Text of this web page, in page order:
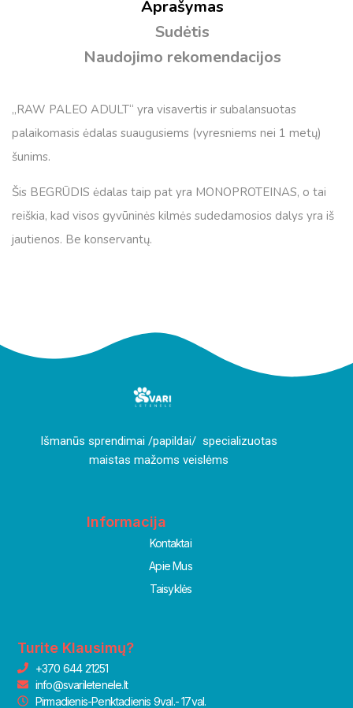
Aprašymas
Sudėtis
Naudojimo rekomendacijos
„RAW PALEO ADULT“ yra visavertis ir subalansuotas
palaikomasis ėdalas suaugusiems (vyresniems nei 1 metų)
šunims.
Šis BEGRŪDIS ėdalas taip pat yra MONOPROTEINAS, o tai
reiškia, kad visos gyvūninės kilmės sudedamosios dalys yra iš
jautienos. Be konservantų.
Išmanūs sprendimai /papildai/ specializuotas
maistas mažoms veislėms
Informacija
Kontaktai
Apie Mus
Taisyklės
Turite Klausimų?
+370 644 21251
info@svariletenele.lt
Pirmadienis-Penktadienis 9val.- 17val.